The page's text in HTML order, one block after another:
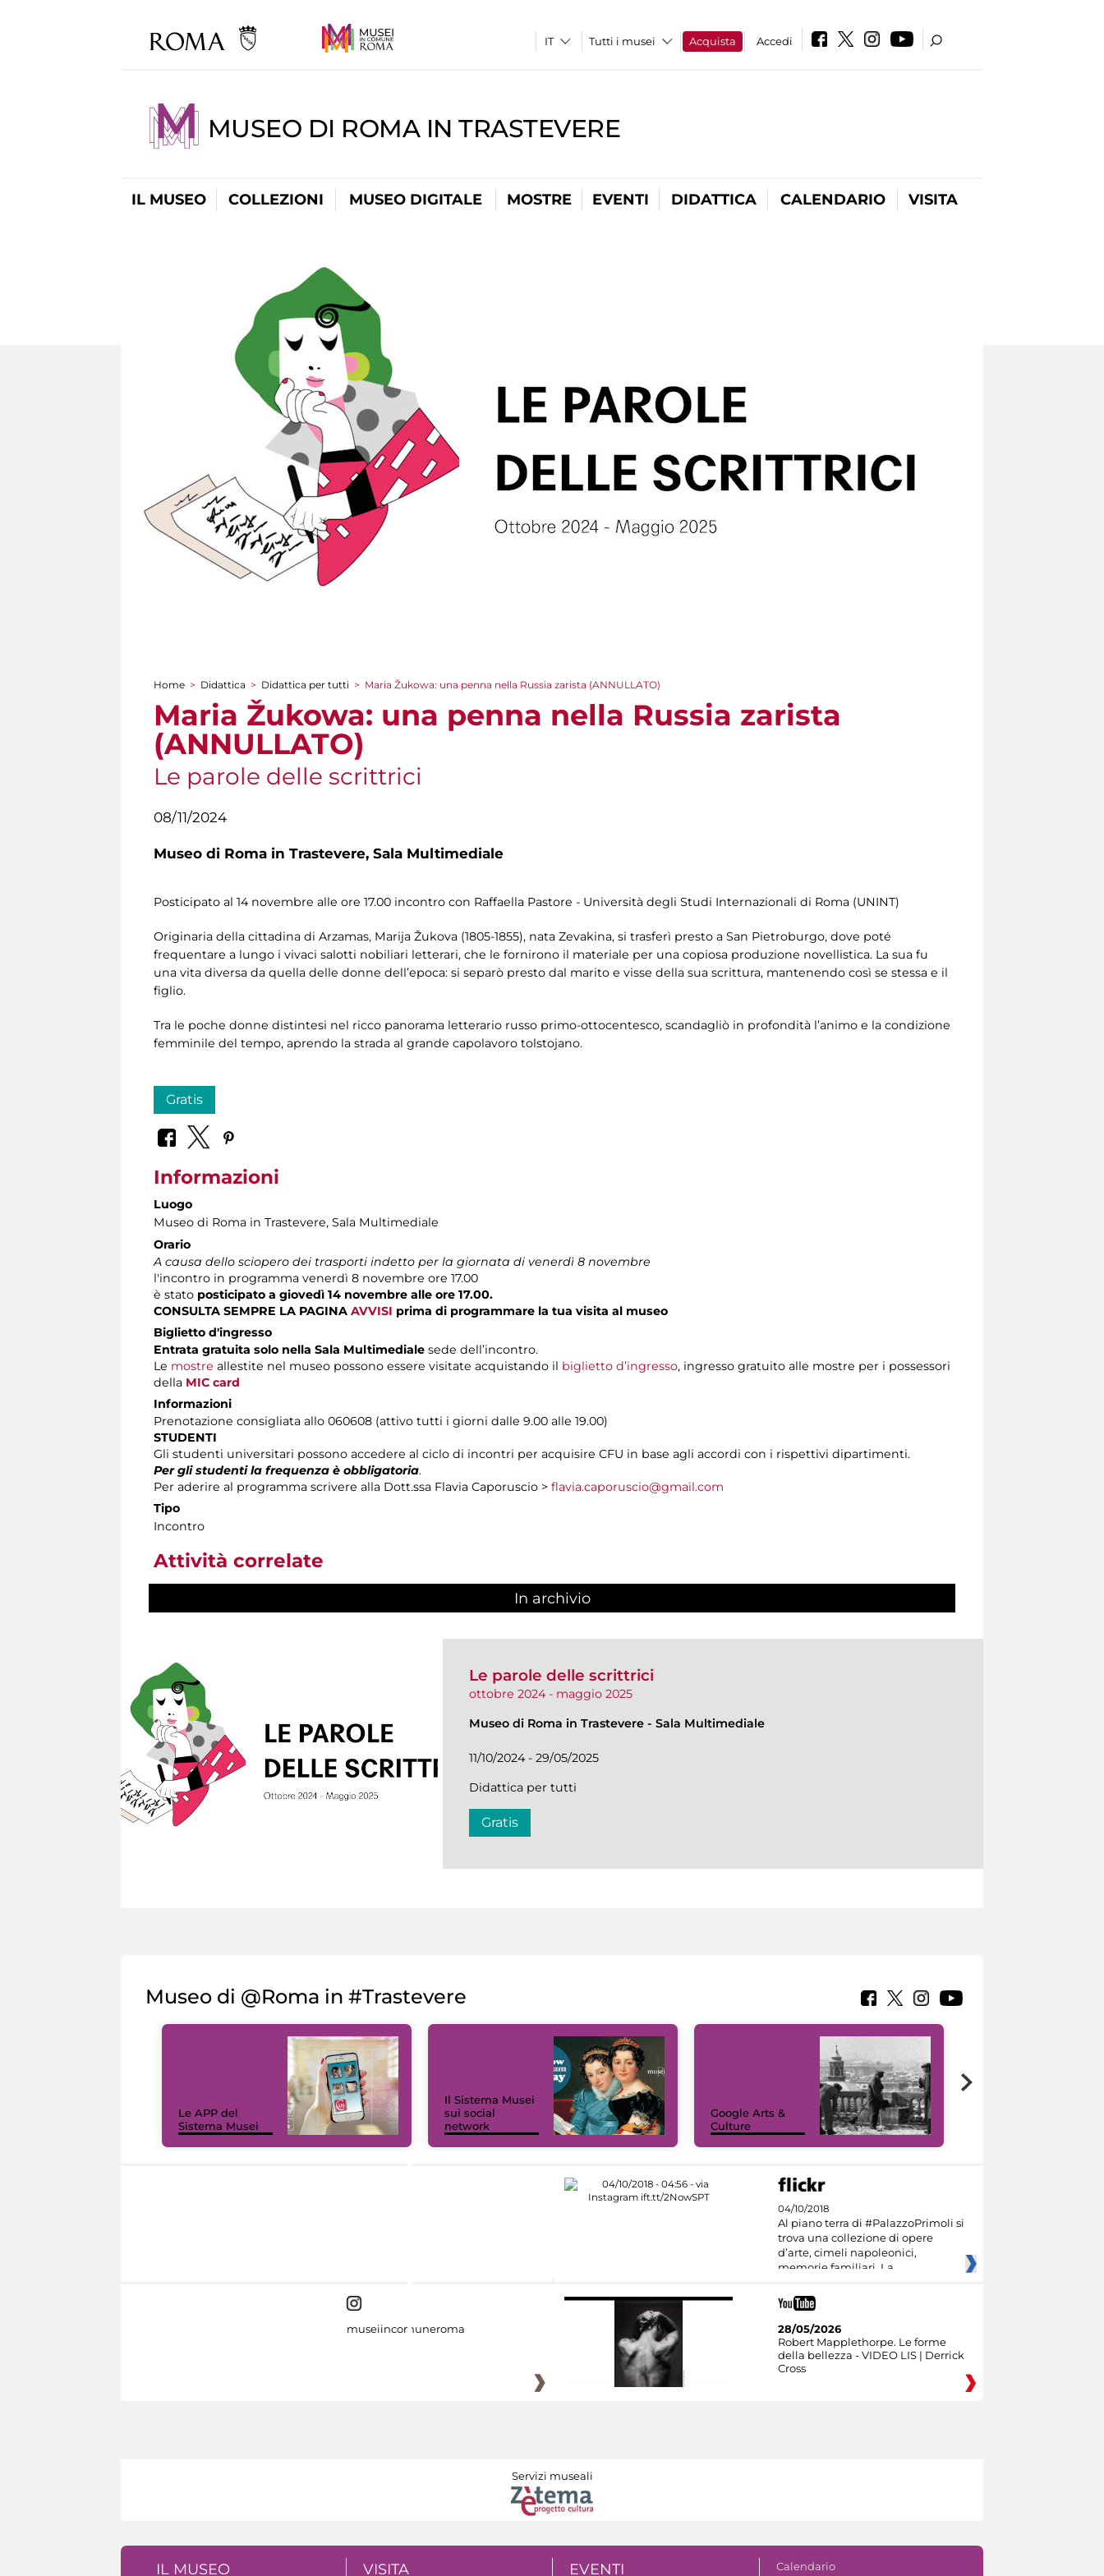
Tutti i musei Acquista Accedi
MUSEO DI ROMA IN TRASTEVERE
IL MUSEO COLLEZIONI MUSEO DIGITALE MOSTRE EVENTI DIDATTICA CALENDARIO VISITA
Tu sei qui
Home > Didattica > Didattica per tutti > Maria Žukowa: una penna nella Russia zarista (ANNULLATO)
Maria Žukowa: una penna nella Russia zarista
(ANNULLATO)
Le parole delle scrittrici
08/11/2024
Museo di Roma in Trastevere, Sala Multimediale
Posticipato al 14 novembre alle ore 17.00 incontro con Raffaella Pastore - Università degli Studi Internazionali di Roma (UNINT)
Originaria della cittadina di Arzamas, Marija Žukova (1805-1855), nata Zevakina, si trasferì presto a San Pietroburgo, dove poté
frequentare a lungo i vivaci salotti nobiliari letterari, che le fornirono il materiale per una copiosa produzione novellistica. La sua fu
una vita diversa da quella delle donne dell’epoca: si separò presto dal marito e visse della sua scrittura, mantenendo così se stessa e il
figlio.
Tra le poche donne distintesi nel ricco panorama letterario russo primo-ottocentesco, scandagliò in profondità l’animo e la condizione
femminile del tempo, aprendo la strada al grande capolavoro tolstojano.
Gratis
Informazioni
Luogo
Museo di Roma in Trastevere, Sala Multimediale
Orario
A causa dello sciopero dei trasporti indetto per la giornata di venerdì 8 novembre
l'incontro in programma venerdì 8 novembre ore 17.00
è stato posticipato a giovedì 14 novembre alle ore 17.00.
CONSULTA SEMPRE LA PAGINA AVVISI prima di programmare la tua visita al museo
Biglietto d'ingresso
Entrata gratuita solo nella Sala Multimediale sede dell’incontro.
Le mostre allestite nel museo possono essere visitate acquistando il biglietto d’ingresso, ingresso gratuito alle mostre per i possessori
della MIC card
Informazioni
Prenotazione consigliata allo 060608 (attivo tutti i giorni dalle 9.00 alle 19.00)
STUDENTI
Gli studenti universitari possono accedere al ciclo di incontri per acquisire CFU in base agli accordi con i rispettivi dipartimenti.
Per gli studenti la frequenza è obbligatoria.
Per aderire al programma scrivere alla Dott.ssa Flavia Caporuscio > flavia.caporuscio@gmail.com
Tipo
Incontro
Attività correlate
In archivio
Le parole delle scrittrici
ottobre 2024 - maggio 2025
Museo di Roma in Trastevere - Sala Multimediale
11/10/2024 - 29/05/2025
Didattica per tutti
Gratis
Museo di @Roma in #Trastevere
Le APP del
Sistema Musei
Il Sistema Musei
sui social
network
Google Arts &
Culture
04/10/2018
Al piano terra di #PalazzoPrimoli si
trova una collezione di opere
d’arte, cimeli napoleonici,
memorie familiari. La
museiincomuneroma
28/05/2026
Robert Mapplethorpe. Le forme
della bellezza - VIDEO LIS | Derrick
Cross
Servizi museali
IL MUSEO VISITA EVENTI
Calendario